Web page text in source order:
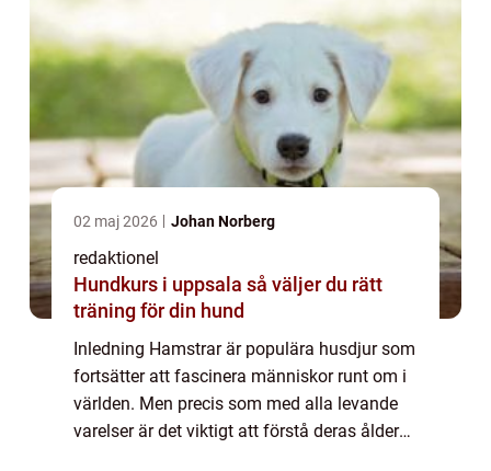
02 maj 2026 Johan Norberg
redaktionel
Hundkurs i uppsala så väljer du rätt
träning för din hund
Inledning Hamstrar är populära husdjur som
fortsätter att fascinera människor runt om i
världen. Men precis som med alla levande
varelser är det viktigt att förstå deras ålder